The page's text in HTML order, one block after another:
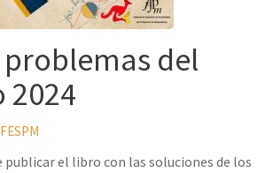
del
2024
FESPM
publicar el libro con las soluciones de los